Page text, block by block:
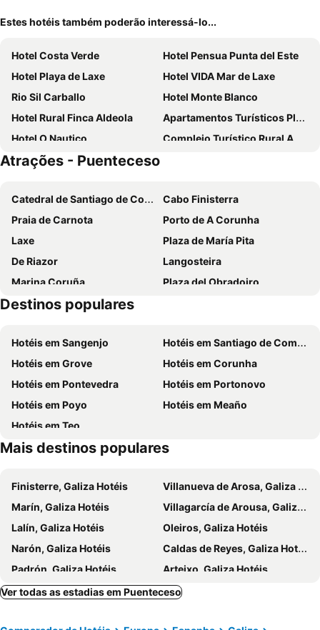
Estes hotéis também poderão interessá-lo...
Hotel Costa Verde
Hotel Pensua Punta del Este
Hotel Playa de Laxe
Hotel VIDA Mar de Laxe
Rio Sil Carballo
Hotel Monte Blanco
Hotel Rural Finca Aldeola
Apartamentos Turísticos Playa de Osmo
Hotel O Nautico
Complejo Turístico Rural A TORRE DE LAXE
Pensión Teyma
Hotel Rustico Casa Do Vento
Balneario de Carballo
Atrações - Puenteceso
Catedral de Santiago de Compostela
Cabo Finisterra
Praia de Carnota
Porto de A Corunha
Laxe
Plaza de María Pita
De Riazor
Langosteira
Marina Coruña
Plaza del Obradoiro
Cidade Velha
Praia de San Amaro
Bastiagueiro
Estación de autobuses
Estadio Municipal de Riazor
Festas do Apóstolo Santiago
Plaza de la Quintana
Balarés
Area das Vacas
Porto de Corme
Barizo
Casa do Arco
Barreira
Atlántico
Quenxe
Zalaeta
Aquapark
Obelisco Millenium
Albergue de Peregrinos de Fisterra
Destinos populares
Hotéis em Sangenjo
Hotéis em Santiago de Compostela
Hotéis em Grove
Hotéis em Corunha
Hotéis em Pontevedra
Hotéis em Portonovo
Hotéis em Poyo
Hotéis em Meaño
Hotéis em Teo
Mais destinos populares
Finisterre, Galiza Hotéis
Villanueva de Arosa, Galiza Hotéis
Marín, Galiza Hotéis
Villagarcía de Arousa, Galiza Hotéis
Lalín, Galiza Hotéis
Oleiros, Galiza Hotéis
Narón, Galiza Hotéis
Caldas de Reyes, Galiza Hotéis
Padrón, Galiza Hotéis
Arteixo, Galiza Hotéis
Ames, Galiza Hotéis
Ferrol, Galiza Hotéis
Ver todas as estadias em Puenteceso